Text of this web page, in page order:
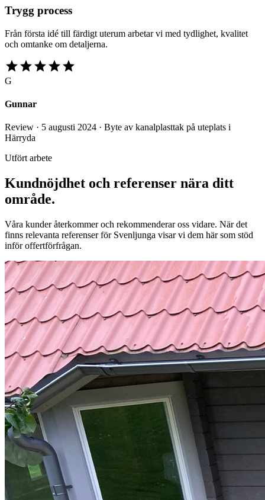
Trygg process
Från första idé till färdigt uterum arbetar vi med tydlighet, kvalitet
och omtanke om detaljerna.
starstarstarstarstar
G
Gunnar
Review · 5 augusti 2024 · Byte av kanalplasttak på uteplats i
Härryda
Utfört arbete
Kundnöjdhet och referenser nära ditt
område.
Våra kunder återkommer och rekommenderar oss vidare. När det
finns relevanta referenser för Svenljunga visar vi dem här som stöd
inför offertförfrågan.